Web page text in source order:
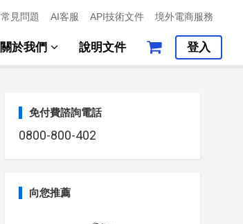
常見問題 AI客服 API技術文件 境外電商服務
關於我們 說明文件 登入
免付費諮詢電話
0800-800-402
向您推薦